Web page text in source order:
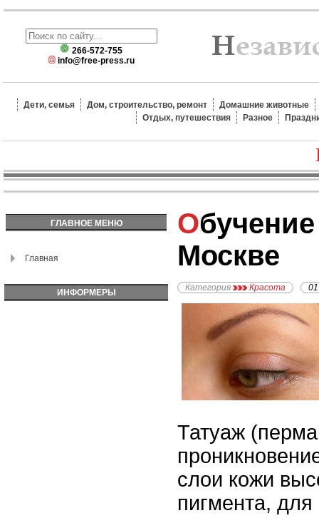
266-572-755
info@free-press.ru
Дети, семья Дом, строительство, ремонт
Домашние животные
Отдых, путешествия
Разное
ГЛАВНОЕ МЕНЮ
Главная
ИНФОРМЕРЫ
Обучение татуажу в
Москве
Категория Красота
Татуаж
слои кожи
пигмента,